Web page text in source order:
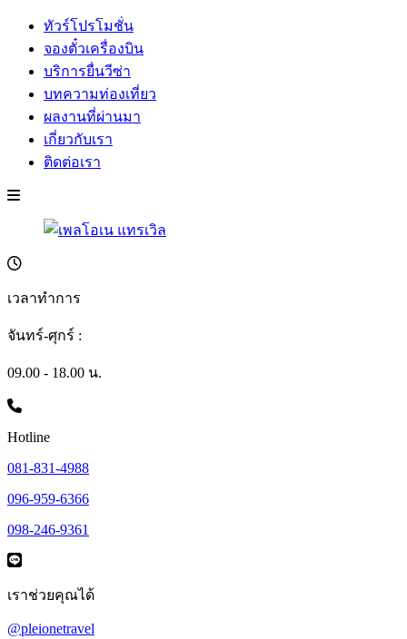
ทัวร์โปรโมชั่น
จองตั๋วเครื่องบิน
บริการยื่นวีซ่า
บทความท่องเที่ยว
ผลงานที่ผ่านมา
เกี่ยวกับเรา
ติดต่อเรา
เวลาทำการ
จันทร์-ศุกร์ :
09.00 - 18.00 น.
Hotline
081-831-4988
096-959-6366
098-246-9361
เราช่วยคุณได้
@pleionetravel